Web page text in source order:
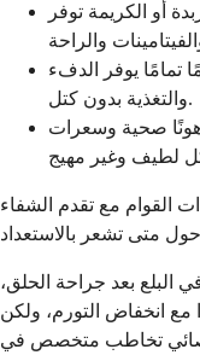
أو الكريمة توفر
تمامًا يوفر الدفء
والتغذية بدون كتل.
صحية وسعرات
القوام مع تقدم الشفاء
بعد جراحة الحلق،
انخفاض التورم، ولكن
تخاطب متخصص في